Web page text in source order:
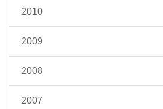
2010
2009
2008
2007